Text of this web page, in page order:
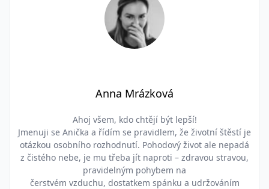
Anna Mrázková
Ahoj všem, kdo chtějí být lepší!
Jmenuji se Anička a řídím se pravidlem, že životní štěstí je
otázkou osobního rozhodnutí. Pohodový život ale nepadá
z čistého nebe, je mu třeba jít naproti – zdravou stravou,
pravidelným pohybem na
čerstvém vzduchu, dostatkem spánku a udržováním